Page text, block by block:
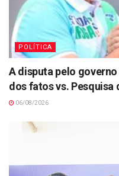
POLÍTICA
A disputa pelo
dos fatos vs. Pesquisa
06/08/2026